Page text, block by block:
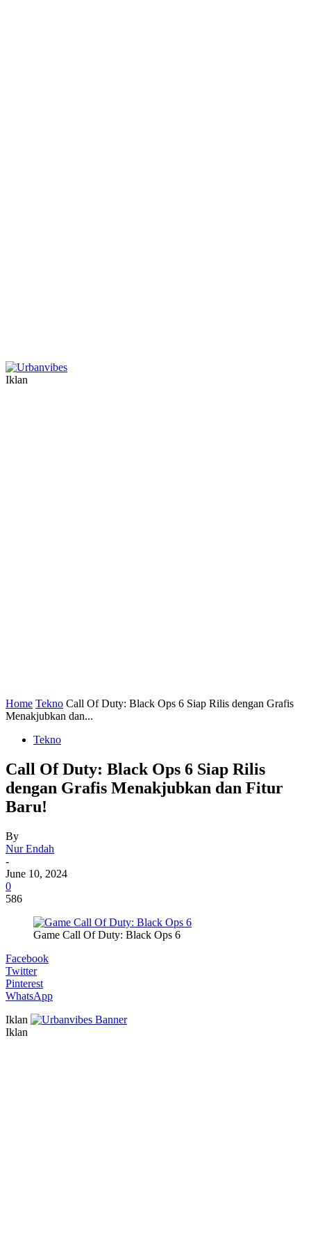
Iklan
Home Tekno Call Of Duty: Black Ops 6 Siap Rilis dengan Grafis
Menakjubkan dan...
Tekno
Call Of Duty: Black Ops 6 Siap Rilis
dengan Grafis Menakjubkan dan Fitur
Baru!
By
Nur Endah
-
June 10, 2024
0
586
Game Call Of Duty: Black Ops 6
Facebook
Twitter
Pinterest
WhatsApp
Iklan
Iklan